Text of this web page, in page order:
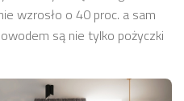
wzrosło o 40 proc. a sam
są nie tylko pożyczki